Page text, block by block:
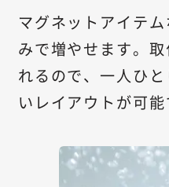
マグネットアイテ
みで増やせます。
れるので、一人ひ
いレイアウトが可能